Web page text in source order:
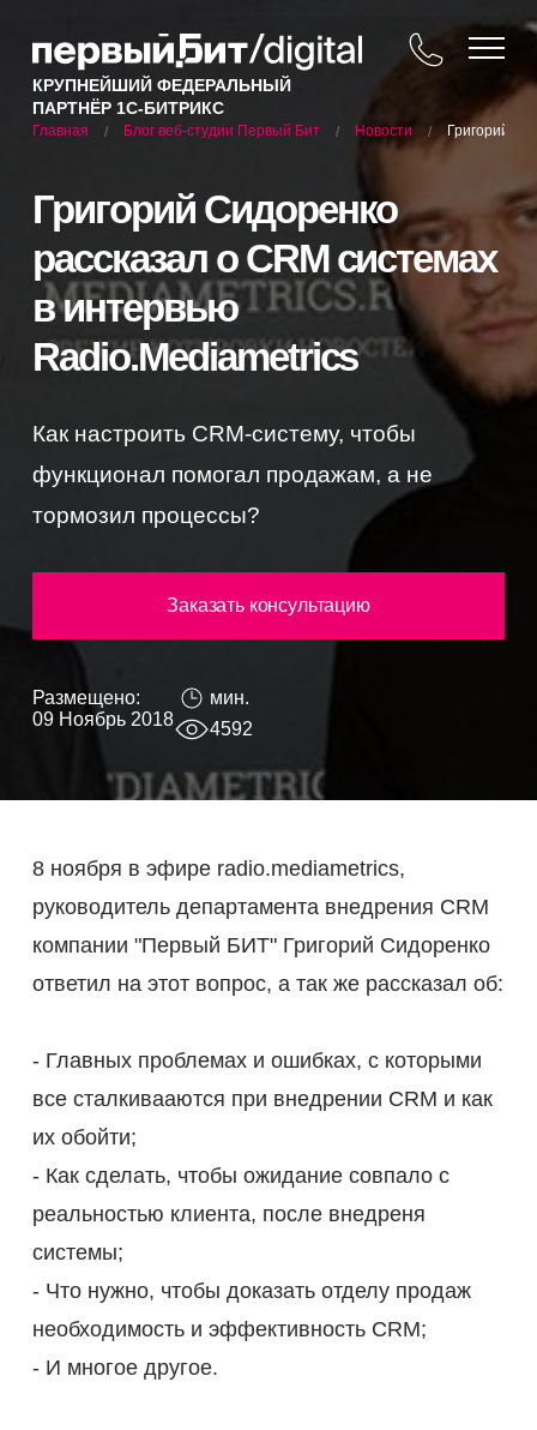
КРУПНЕЙШИЙ ФЕДЕРАЛЬНЫЙ
ПАРТНЁР 1С-БИТРИКС
Главная / Блог веб-студии Первый Бит / Новости / Григорий
Григорий Сидоренко
рассказал о CRM системах
в интервью
Radio.Mediametrics
Как настроить CRM-систему, чтобы
функционал помогал продажам, а не
тормозил процессы?
Заказать консультацию
Размещено:
09 Ноябрь 2018
мин.
4592
8 ноября в эфире radio.mediametrics,
руководитель департамента внедрения CRM
компании "Первый БИТ" Григорий Сидоренко
ответил на этот вопрос, а так же рассказал об:
- Главных проблемах и ошибках, с которыми
все сталкивааются при внедрении CRM и как
их обойти;
- Как сделать, чтобы ожидание совпало с
реальностью клиента, после внедреня
системы;
- Что нужно, чтобы доказать отделу продаж
необходимость и эффективность CRM;
- И многое другое.